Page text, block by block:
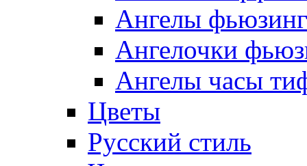
Ангелы фьюзинг
Ангелочки
Ангелы часы
Цветы
Русский стиль